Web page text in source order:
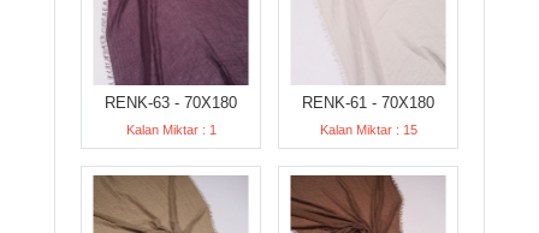
RENK-63 - 70X180
Kalan Miktar : 1
RENK-61 - 70X180
Kalan Miktar : 15